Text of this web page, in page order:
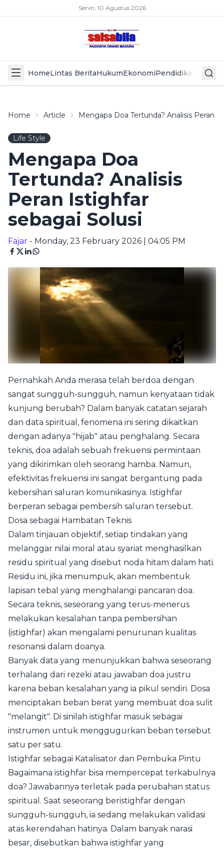
Senin, 10 Agustus 2026
HomeLintas BeritaHukumEkonomiPendidikan Politik
Home Article Mengapa Doa Tertunda? Analisis Peran
Life Style
Mengapa Doa
Tertunda? Analisis
Peran Istighfar
sebagai Solusi
Fajar - Monday, 23 February 2026 | 04:05 PM
Pernahkah Anda merasa telah berdoa dengan
sangat sungguh-sungguh, namun kenyataan tidak
kunjung berubah? Dalam banyak catatan sejarah
dan data spiritual, fenomena ini sering dikaitkan
dengan adanya "hijab" atau penghalang. Secara
teknis, doa adalah sebuah frekuensi permintaan
yang dikirimkan oleh seorang hamba. Namun,
efektivitas frekuensi ini sangat bergantung pada
kebersihan saluran komunikasinya. Istighfar
berperan sebagai pembersih saluran tersebut.
Dosa sebagai Hambatan Teknis
Dalam tinjauan objektif, setiap tindakan yang
melanggar nilai moral atau syariat menghasilkan
residu spiritual yang disebut noda hitam dalam hati.
Residu ini, jika menumpuk, akan membentuk
lapisan tebal yang menghalangi pancaran doa.
Secara teknis, seseorang yang terus-menerus
melakukan kesalahan tanpa pembersihan
(istighfar) akan mengalami penurunan kualitas
resonansi dalam doanya.
Banyak data yang menunjukkan bahwa seseorang
terhalang dari rezeki atau jawaban doa justru
karena beban kesalahan yang ia pikul sendiri. Dosa
menciptakan beban berat yang membuat doa sulit
"melangit". Di sinilah istighfar masuk sebagai
instrumen untuk menggugurkan beban tersebut
satu per satu.
Istighfar sebagai Katalisator dan Pembuka Pintu
Bagaimana istighfar bisa mempercepat terkabulnya
doa? Jawabannya terletak pada perubahan status
spiritual. Saat seseorang beristighfar dengan
sungguh-sungguh, ia sedang melakukan validasi
atas kerendahan hatinya. Dalam banyak narasi
besar, disebutkan bahwa istighfar yang